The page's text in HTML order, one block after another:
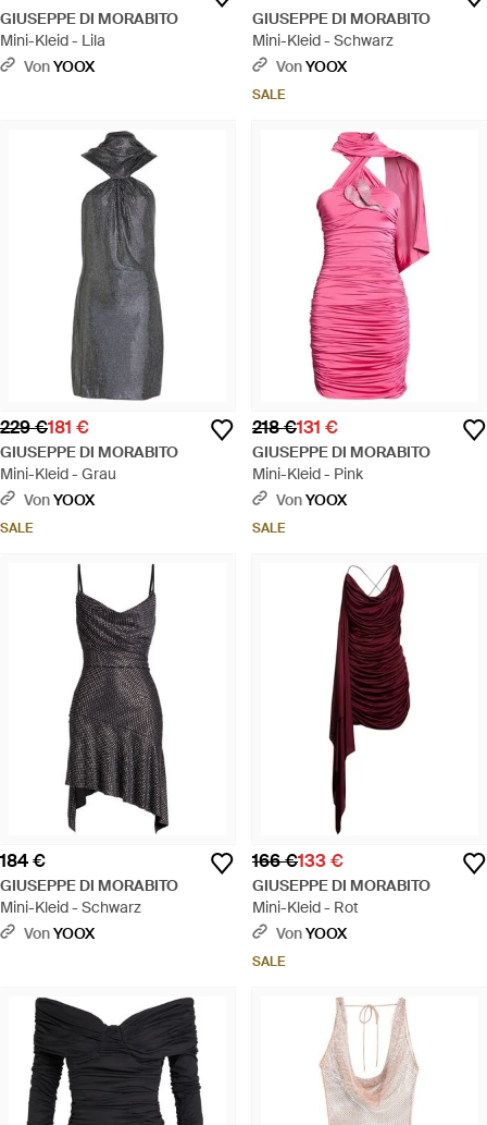
GIUSEPPE DI MORABITO
Mini-Kleid - Lila
VonYOOX
GIUSEPPE DI MORABITO
Mini-Kleid - Schwarz
VonYOOX
SALE
229 €181 €
GIUSEPPE DI MORABITO
Mini-Kleid - Grau
VonYOOX
SALE
218 €131 €
GIUSEPPE DI MORABITO
Mini-Kleid - Pink
VonYOOX
SALE
184 €
GIUSEPPE DI MORABITO
Mini-Kleid - Schwarz
VonYOOX
166 €133 €
GIUSEPPE DI MORABITO
Mini-Kleid - Rot
VonYOOX
SALE